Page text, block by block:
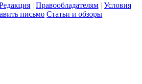
| Правообладателям | Условия
письмо Статьи и обзоры